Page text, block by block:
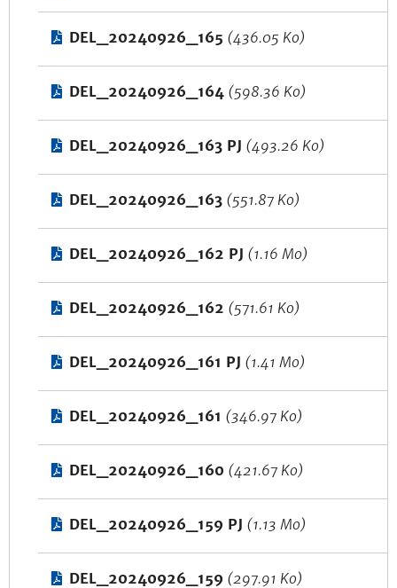
DEL_20240926_165 (436.05 Ko)
DEL_20240926_164 (598.36 Ko)
DEL_20240926_163 PJ (493.26 Ko)
DEL_20240926_163 (551.87 Ko)
DEL_20240926_162 PJ (1.16 Mo)
DEL_20240926_162 (571.61 Ko)
DEL_20240926_161 PJ (1.41 Mo)
DEL_20240926_161 (346.97 Ko)
DEL_20240926_160 (421.67 Ko)
DEL_20240926_159 PJ (1.13 Mo)
DEL_20240926_159 (297.91 Ko)